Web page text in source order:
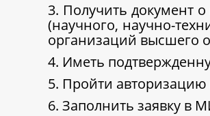
3. Получить документ
(научного, научно-
организаций высшего
4. Иметь
5. Пройти
6. Заполнить заявку в